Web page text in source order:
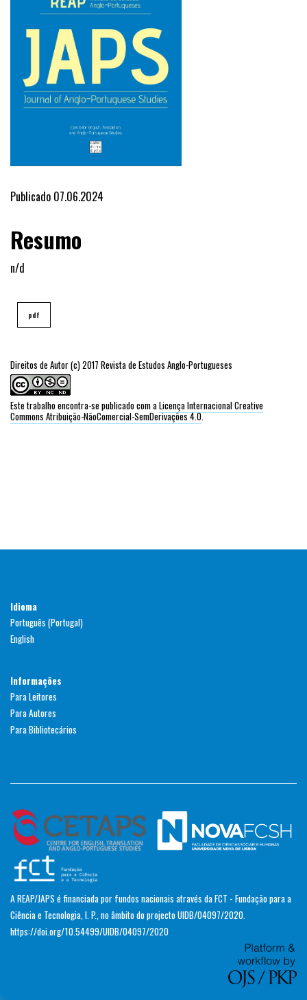
Publicado 07.06.2024
Direitos de Autor (c) 2017 Revista de Estudos Anglo-Portugueses
Este trabalho encontra-se publicado com aLicença Internacional Creative
Commons Atribuição-NãoComercial-SemDerivações 4.0.
Resumo
n/d
pdf
Idioma
Português (Portugal)
English
Informações
Para Leitores
Para Autores
Para Bibliotecários
A REAP/JAPS é financiada por fundos nacionais através da FCT - Fundação para a
Ciência e Tecnologia, I. P., no âmbito do projecto UIDB/04097/2020.
https://doi.org/10.54499/UIDB/04097/2020